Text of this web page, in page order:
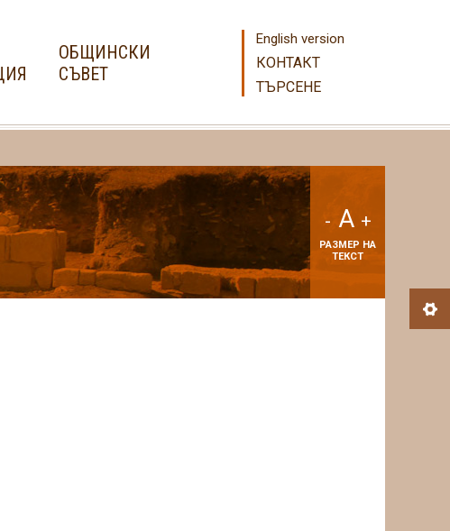
ОБЩИНСКИ
СЪВЕТ
English version
КОНТАКТ
ТЪРСЕНЕ
- A +
РАЗМЕР НА
ТЕКСТ